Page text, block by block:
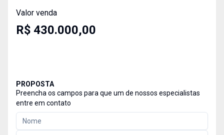
Valor venda
R$ 430.000,00
PROPOSTA
Preencha os campos para que um de nossos especialistas
entre em contato